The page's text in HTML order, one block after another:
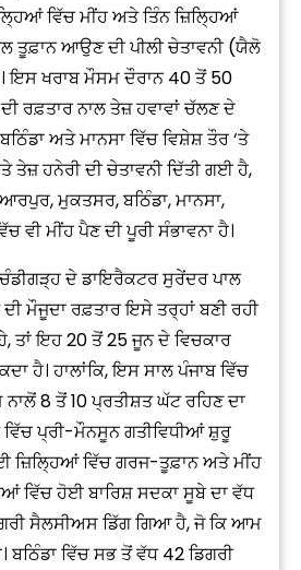
ਵਿੱਚ ਮੀਂਹ ਅਤੇ ਤਿੰਨ ਜ਼ਿਲ੍ਹਿਆਂ
ਤੂਫ਼ਾਨ ਆਉਣ ਦੀ ਪੀਲੀ ਚੇਤਾਵਨੀ (ਯੈਲੋ
ਇਸ ਖਰਾਬ ਮੌਸਮ ਦੌਰਾਨ 40 ਤੋਂ 50
ਰਫ਼ਤਾਰ ਨਾਲ ਤੇਜ਼ ਹਵਾਵਾਂ ਚੱਲਣ ਦੇ
ਅਤੇ ਮਾਨਸਾ ਵਿੱਚ ਵਿਸ਼ੇਸ਼ ਤੌਰ ‘ਤੇ
ਤੇਜ਼ ਹਨੇਰੀ ਦੀ ਚੇਤਾਵਨੀ ਦਿੱਤੀ ਗਈ ਹੈ,
ਮੁਕਤਸਰ, ਬਠਿੰਡਾ, ਮਾਨਸਾ,
ਵੀ ਮੀਂਹ ਪੈਣ ਦੀ ਪੂਰੀ ਸੰਭਾਵਨਾ ਹੈ।
ਦੇ ਡਾਇਰੈਕਟਰ ਸੁਰੇਂਦਰ ਪਾਲ
ਮੌਜੂਦਾ ਰਫ਼ਤਾਰ ਇਸੇ ਤਰ੍ਹਾਂ ਬਣੀ ਰਹੀ
ਤਾਂ ਇਹ 20 ਤੋਂ 25 ਜੂਨ ਦੇ ਵਿਚਕਾਰ
ਹੈ। ਹਾਲਾਂਕਿ, ਇਸ ਸਾਲ ਪੰਜਾਬ ਵਿੱਚ
8 ਤੋਂ 10 ਪ੍ਰਤੀਸ਼ਤ ਘੱਟ ਰਹਿਣ ਦਾ
ਪ੍ਰੀ-ਮੌਨਸੂਨ ਗਤੀਵਿਧੀਆਂ ਸ਼ੁਰੂ
ਜ਼ਿਲ੍ਹਿਆਂ ਵਿੱਚ ਗਰਜ-ਤੂਫ਼ਾਨ ਅਤੇ ਮੀਂਹ
ਵਿੱਚ ਹੋਈ ਬਾਰਿਸ਼ ਸਦਕਾ ਸੂਬੇ ਦਾ ਵੱਧ
ਸੈਲਸੀਅਸ ਡਿੱਗ ਗਿਆ ਹੈ, ਜੋ ਕਿ ਆਮ
ਬਠਿੰਡਾ ਵਿੱਚ ਸਭ ਤੋਂ ਵੱਧ 42 ਡਿਗਰੀ